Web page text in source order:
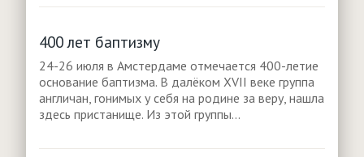
400 лет баптизму
24-26 июля в Амстердаме отмечается 400-летие
основание баптизма. В далёком XVII веке группа
англичан, гонимых у себя на родине за веру, нашла
здесь пристанище. Из этой группы...